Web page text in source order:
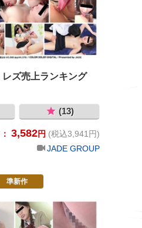
ズ売上ランキング
(13)
： 3,582円 (税込3,941円)
JADE GROUP
準新作